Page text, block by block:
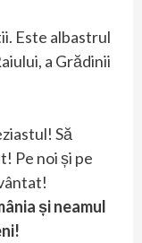
Este albastrul
a Grădinii
Să
Pe noi și pe
și neamul